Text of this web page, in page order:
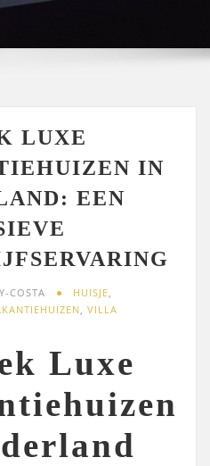
LUXE
IN
EEN
COSTA HUISJE
,VILLA
Luxe